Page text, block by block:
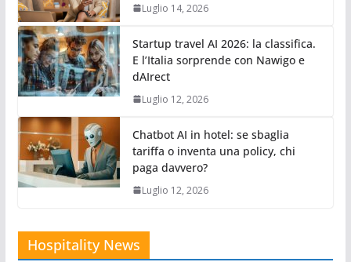
Luglio 14, 2026
Startup travel AI 2026: la classifica.
E l’Italia sorprende con Nawigo e
dAIrect
Luglio 12, 2026
Chatbot AI in hotel: se sbaglia
tariffa o inventa una policy, chi
paga davvero?
Luglio 12, 2026
Hospitality News